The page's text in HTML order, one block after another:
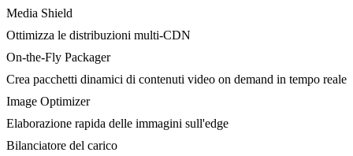
Media Shield
Ottimizza le distribuzioni multi-CDN
On-the-Fly Packager
Crea pacchetti dinamici di contenuti video on demand in tempo reale
Image Optimizer
Elaborazione rapida delle immagini sull'edge
Bilanciatore del carico